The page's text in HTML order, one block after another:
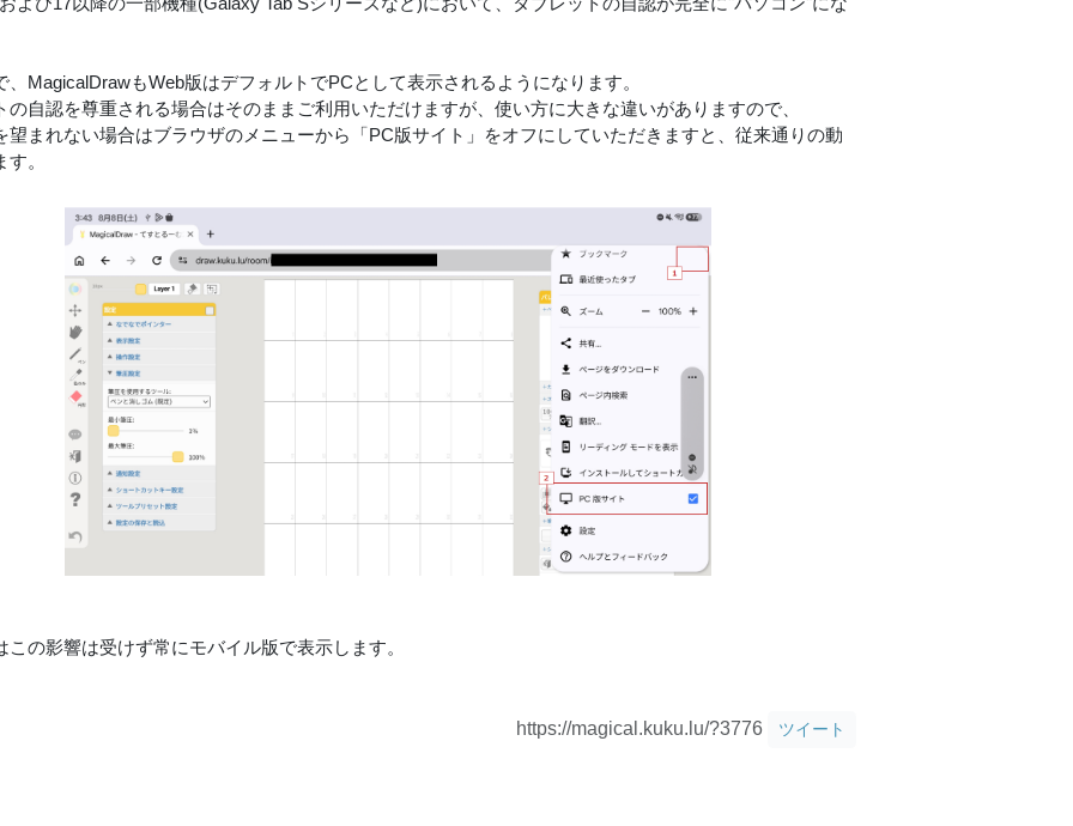
、MagicalDrawもWeb版はデフォルトでPCとして表示されるようになります。
の自認を尊重される場合はそのままご利用いただけますが、使い方に大きな違いがありますので、
望まれない場合はブラウザのメニューから「PC版サイト」をオフにしていただきますと、従来通りの動
。
この影響は受けず常にモバイル版で表示します。
https://magical.kuku.lu/?3776 ツイート